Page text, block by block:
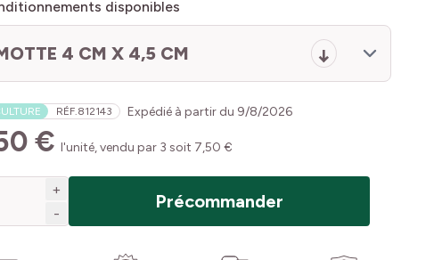
disponibles
4 CM X 4,5 CM
RÉF.812143 Expédié à partir du 9/8/2026
€ l'unité, vendu par 3 soit 7,50 €
+
-
Précommander